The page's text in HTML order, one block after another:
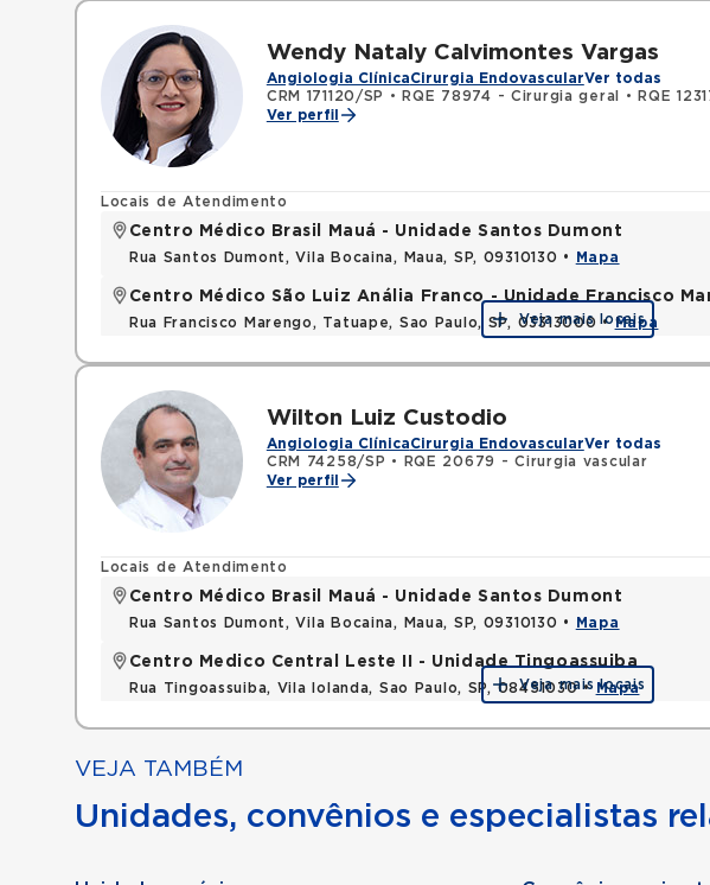
Wendy Nataly Calvimontes Vargas
Angiologia ClínicaCirurgia EndovascularVer todas
CRM 171120/SP
• RQE 78974 - Cirurgia geral •
RQE 123175 - Cirurgia
Ver perfil
Locais de Atendimento
Centro Médico Brasil Mauá - Unidade Santos Dumont
Rua Santos Dumont, Vila Bocaina, Maua, SP, 09310130 • Mapa
Centro Médico São Luiz Anália Franco - Unidade Francisco
Rua Francisco Marengo, Tatuape, Sao Paulo, SP, 03313000 •Mapa
Veja mais locais
Wilton Luiz Custodio
Angiologia ClínicaCirurgia EndovascularVer todas
CRM 74258/SP •
RQE 20679 - Cirurgia vascular
Ver perfil
Locais de Atendimento
Centro Médico Brasil Mauá - Unidade Santos Dumont
Rua Santos Dumont, Vila Bocaina, Maua, SP, 09310130 • Mapa
Centro Medico Central Leste II - Unidade Tingoassuiba
Rua Tingoassuiba, Vila Iolanda, Sao Paulo, SP, 08451030 • Mapa
Veja mais locais
VEJA TAMBÉM
Unidades, convênios e especialistas